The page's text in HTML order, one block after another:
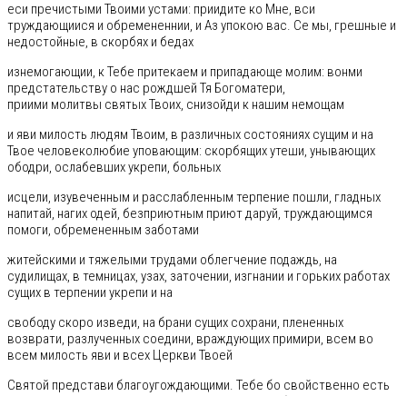
еси пречистыми Твоими устами: приидите ко Мне, вси
труждающиися и обремененнии, и Аз упокою вас. Се мы, грешные и
недостойные, в скорбях и бедах
изнемогающии, к Тебе притекаем и припадающе молим: вонми
предстательству о нас рождшей Тя Богоматери,
приими молитвы святых Твоих, снизойди к нашим немощам
и яви милость людям Твоим, в различных состояниях сущим и на
Твое человеколюбие уповающим: скорбящих утеши, унывающих
ободри, ослабевших укрепи, больных
исцели, изувеченным и расслабленным терпение пошли, гладных
напитай, нагих одей, безприютным приют даруй, труждающимся
помоги, обремененным заботами
житейскими и тяжелыми трудами облегчение подаждь, на
судилищах, в темницах, узах, заточении, изгнании и горьких работах
сущих в терпении укрепи и на
свободу скоро изведи, на брани сущих сохрани, плененных
возврати, разлученных соедини, враждующих примири, всем во
всем милость яви и всех Церкви Твоей
Святой представи благоугождающими. Тебе бо свойственно есть